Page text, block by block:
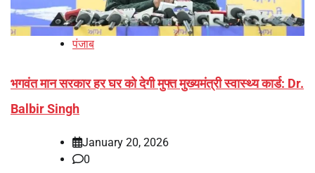
पंजाब
भगवंत मान सरकार हर घर को देगी मुफ्त मुख्यमंत्री स्वास्थ्य कार्ड: Dr.
Balbir Singh
January 20, 2026
0